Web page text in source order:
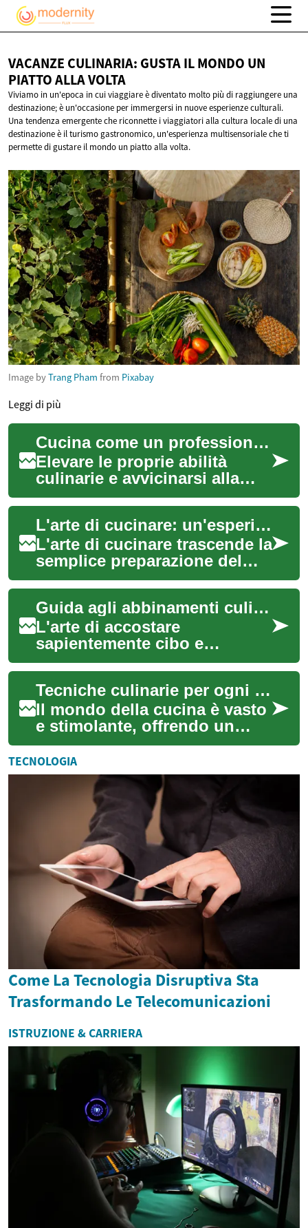
VACANZE CULINARIA: GUSTA IL MONDO UN
PIATTOALLA VOLTA
Viviamo in un'epoca in cui viaggiare è diventato molto più di raggiungere una
destinazione; è un'occasione per immergersi in nuove esperienze culturali.
Una tendenza emergente che riconnette i viaggiatori alla cultura locale di una
destinazione è il turismo gastronomico, un'esperienza multisensoriale che ti
permette di gustare il mondo un piatto alla volta.
Image byTrang Pham from Pixabay
Leggi di più
Cucina come un professionista: consigli pratici
Elevare le proprie abilità
culinarie e avvicinarsi alla
cucina professionale è un
percorso gratificante che
richiede ...
L'arte di cucinare: un'esperienza globale
L'arte di cucinare trascende la
semplice preparazione del
cibo; è un viaggio culturale,
un'esplorazione di sapori e
u...
Guida agli abbinamenti culinari perfetti
L'arte di accostare
sapientemente cibo e
bevande è una disciplina che
esalta l'esperienza
gastronomica, trasformando
...
Tecniche culinarie per ogni livello di abilità
Il mondo della cucina è vasto
e stimolante, offrendo un
percorso di apprendimento
continuo per appassionati di
ogni l...
TECNOLOGIA
Come La Tecnologia Disruptiva Sta
Trasformando Le Telecomunicazioni
ISTRUZIONE & CARRIERA